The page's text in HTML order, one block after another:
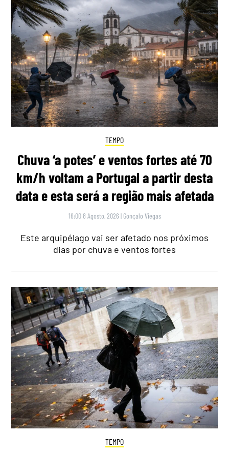
TEMPO
Chuva ‘a potes’ e ventos fortes até 70
km/h voltam a Portugal a partir desta
data e esta será a região mais afetada
16:00 8 Agosto, 2026 | Gonçalo Viegas
Este arquipélago vai ser afetado nos próximos
dias por chuva e ventos fortes
TEMPO